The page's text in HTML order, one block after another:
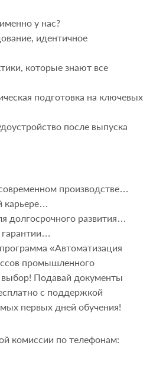
у нас?
идентичное
которые знают все
подготовка на ключевых
после выпуска
производстве…
карьере…
развития…
«Автоматизация
промышленного
выбор! Подавай документы
с поддержкой
первых дней обучения!
комиссии по телефонам: